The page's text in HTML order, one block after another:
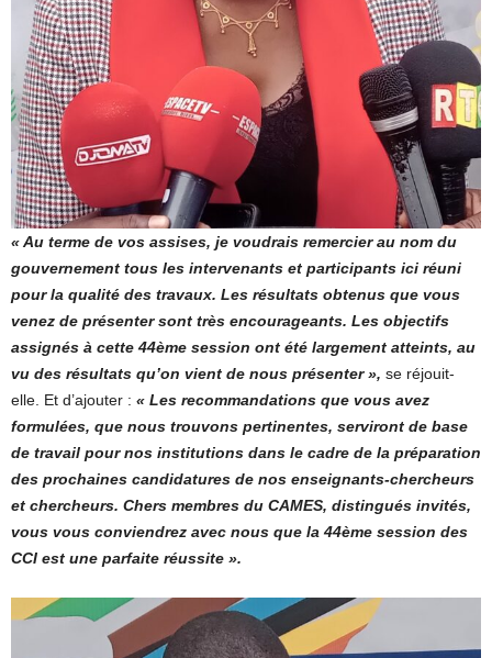
« Au terme de vos assises, je voudrais remercier au nom du
gouvernement tous les intervenants et participants ici réuni
pour la qualité des travaux. Les résultats obtenus que vous
venez de présenter sont très encourageants. Les objectifs
assignés à cette 44ème session ont été largement atteints, au
vu des résultats qu’on vient de nous présenter », se réjouit-
elle. Et d’ajouter : « Les recommandations que vous avez
formulées, que nous trouvons pertinentes, serviront de base
de travail pour nos institutions dans le cadre de la préparation
des prochaines candidatures de nos enseignants-chercheurs
et chercheurs. Chers membres du CAMES, distingués invités,
vous vous conviendrez avec nous que la 44ème session des
CCI est une parfaite réussite ».